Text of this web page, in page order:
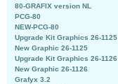
80-GRAFIX version NL
PCG-80
NEW-PCG-80
Upgrade Kit Graphics 26-1125
New Graphic 26-1125
Upgrade Kit Graphics 26-1126
New Graphic 26-1126
Grafyx 3.2